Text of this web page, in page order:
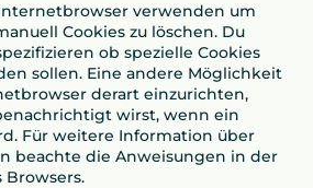
verwenden um
Cookies zu löschen. Du
ob spezielle Cookies
sollen. Eine andere Möglichkeit
derart einzurichten,
wirst, wenn ein
Für weitere Information über
beachte die Anweisungen in der
Browsers.